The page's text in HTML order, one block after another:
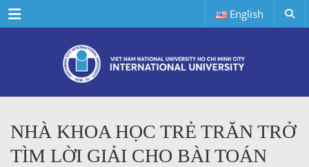
Menu English
NHÀ KHOA HỌC TRẺ TRĂN TRỞ
TÌM LỜI GIẢI CHO BÀI TOÁN